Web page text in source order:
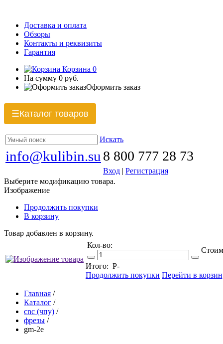
Доставка и оплата
Обзоры
Контакты и реквизиты
Гарантия
Корзина 0
На сумму 0 руб.
Оформить заказ
☰Каталог товаров
Искать
info@kulibin.su 8 800 777 28 73
Вход | Регистрация
Выберите модификацию товара.
Изображение
Продолжить покупки
В корзину
Товар добавлен в корзину.
Кол-во:
Итого: Р-
Продолжить покупки Перейти в
Главная /
Каталог /
cnc (чпу) /
фрезы /
gm-2e